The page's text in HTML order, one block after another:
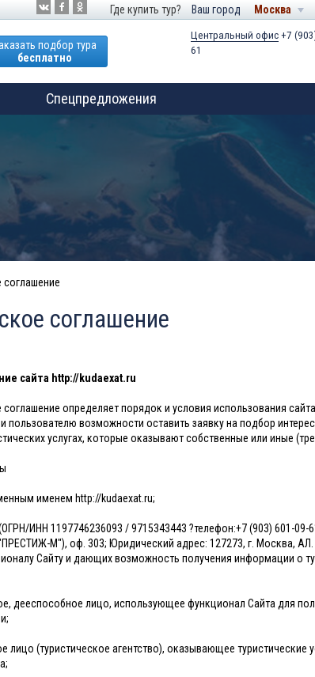
Где купить тур? Ваш город Москва
подбор тура
бесплатно
Центральный офис+7
61
Спецпредложения
соглашение
соглашение
сайта http://kudaexat.ru
определяет порядок и условия использования
пользователю возможности оставить заявку на подбор
услугах, которые оказывают собственные или иные
именем http://kudaexat.ru;
ИНН 1197746236093 / 9715343443 ?телефон:+7 (903) 601-09-
М"), оф. 303; Юридический адрес: 127273, г. Москва,
Сайту и дающих возможность получения информации о
дееспособное лицо, использующее функционал Сайта для
лицо (туристическое агентство), оказывающее туристические